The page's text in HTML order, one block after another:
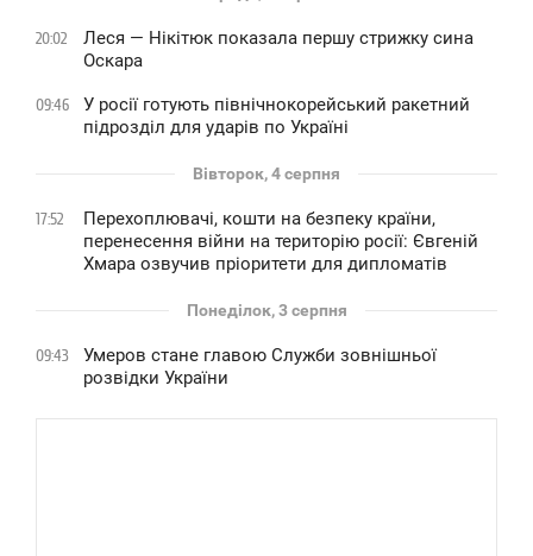
20:02
Леся — Нікітюк показала першу стрижку сина
Оскара
09:46
У росії готують північнокорейський ракетний
підрозділ для ударів по Україні
Вівторок, 4 серпня
17:52
Перехоплювачі, кошти на безпеку країни,
перенесення війни на територію росії: Євгеній
Хмара озвучив пріоритети для дипломатів
Понеділок, 3 серпня
09:43
Умеров стане главою Служби зовнішньої
розвідки України